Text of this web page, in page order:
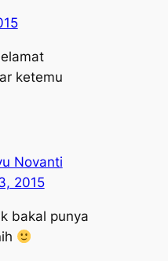
ketemu
Novanti
2015
bakal punya